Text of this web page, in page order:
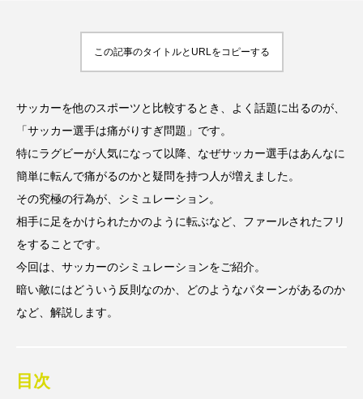
SUP お尻 お腹
アスリート・スポーツ関連のお金事情
アスリート飯 インタビュー ゴルフ
サッカー スクワット
スポスルカップ スポスルダイエット
スポーツ辞典
この記事のタイトルとURLをコピーする
サッカーを他のスポーツと比較するとき、よく話題に出るのが、
「サッカー選手は痛がりすぎ問題」です。
特にラグビーが人気になって以降、なぜサッカー選手はあんなに
簡単に転んで痛がるのかと疑問を持つ人が増えました。
その究極の行為が、シミュレーション。
相手に足をかけられたかのように転ぶなど、ファールされたフリ
をすることです。
今回は、サッカーのシミュレーションをご紹介。
暗い敵にはどういう反則なのか、どのようなパターンがあるのか
など、解説します。
目次